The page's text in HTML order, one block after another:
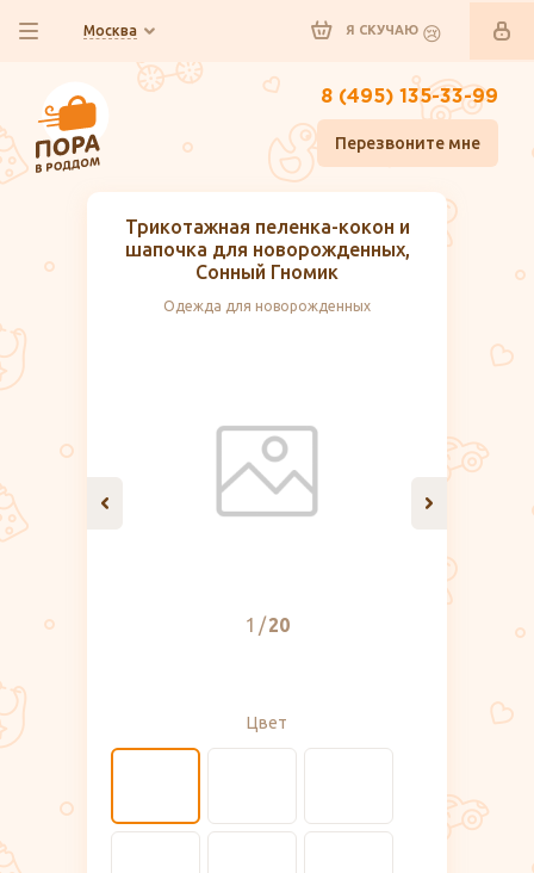
Москва Я СКУЧАЮ
8 (495) 135-33-99
Перезвоните мне
Трикотажная пеленка-кокон и
шапочка для новорожденных,
Сонный Гномик
Одежда для новорожденных
1 20
Цвет